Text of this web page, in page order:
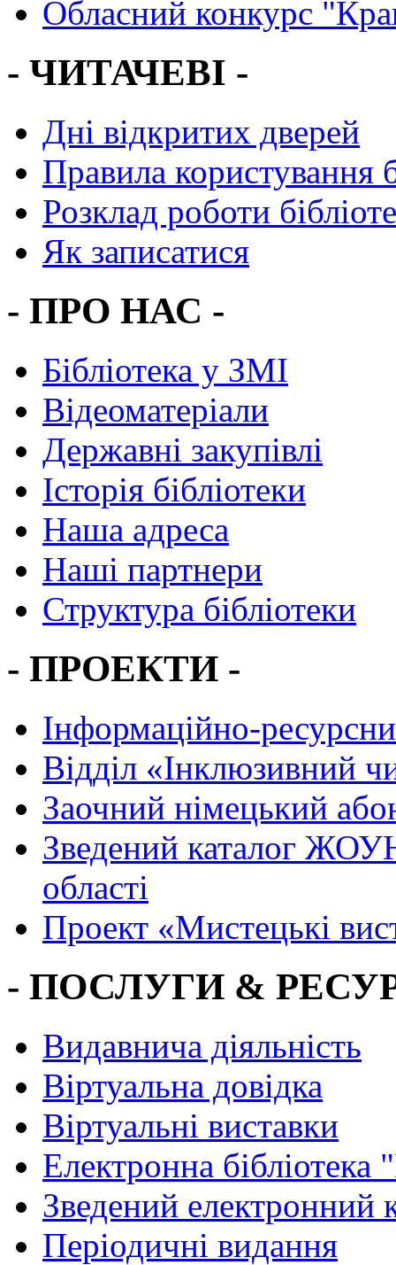
Обласний конкурс
- ЧИТАЧЕВІ -
Дні відкритих дверей
Правила користування
Розклад роботи
Як записатися
- ПРО НАС -
Бібліотека у ЗМІ
Відеоматеріали
Державні закупівлі
Історія бібліотеки
Наша адреса
Наші партнери
Структура бібліотеки
- ПРОЕКТИ -
Інформаційно-
Вiддiл «Інклюзивний
Заочний німецький
Зведений каталог
області
Проект «Мистецькі
- ПОСЛУГИ &
Видавнича діяльність
Віртуальна довідка
Віртуальні виставки
Електронна
Зведений електронний
Періодичні видання